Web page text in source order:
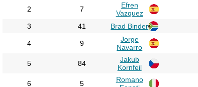
2 7
Efren
Vazquez
3 41 Brad Binder
4 9
Jorge
Navarro
5 84
Jakub
Kornfeil
6 5
Romano